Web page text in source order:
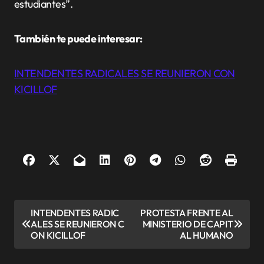
estudiantes”.
También te puede interesar:
INTENDENTES RADICALES SE REUNIERON CON
KICILLOF
a
INTENDENTES RADIC
ALES SE REUNIERON C
ON KICILLOF
PROTESTA FRENTE AL
MINISTERIO DE CAPIT
AL HUMANO